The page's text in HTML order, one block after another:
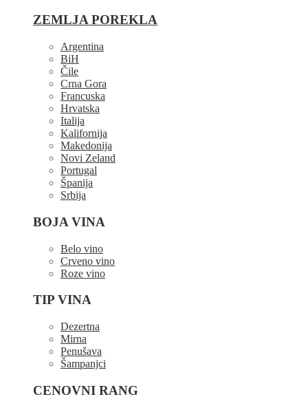
ZEMLJA POREKLA
Argentina
BiH
Čile
Crna Gora
Francuska
Hrvatska
Italija
Kalifornija
Makedonija
Novi Zeland
Portugal
Španija
Srbija
BOJA VINA
Belo vino
Crveno vino
Roze vino
TIP VINA
Dezertna
Mirna
Penušava
Šampanjci
CENOVNI RANG